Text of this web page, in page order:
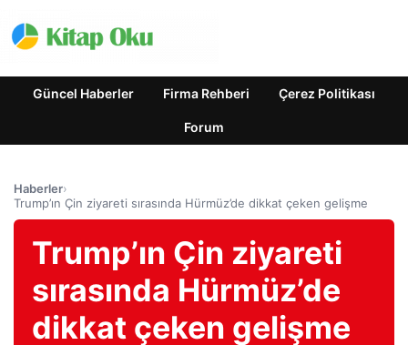
Güncel Haberler Firma Rehberi Çerez Politikası
Forum
Haberler›
Trump’ın Çin ziyareti sırasında Hürmüz’de dikkat çeken gelişme
Trump’ın Çin ziyareti
sırasında Hürmüz’de
dikkat çeken gelişme